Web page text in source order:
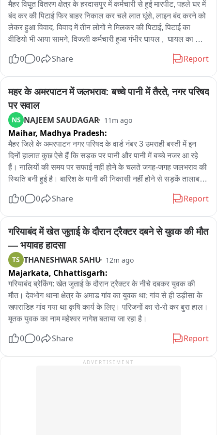
उन्होंने कहा कि पेड़ हमारे जीवन का आधार हैं और स्वच्छ एवं स्वस्थ
वातावरण के लिए हर व्यक्ति को अपनी जिम्मेदारी निभानी चाहिए। धार्मिक एवं
सामाजिक आयोजनों के साथ पर्यावरण संरक्षण जैसे जनहित के कार्यों को भी
उन्होंने कहा कि आने वाली पीढ़ियों को स्वच्छ हवा और बेहतर पर्यावरण
का संकल्प लेना चाहिए।
कार्यक्रम के दौरान मंदिर परिसर में श्रद्धालुओं ने पूजा-अर्चना कर संत गुरु
रविदास जी का आशीर्वाद लिया।
गौरतलब है कि 650वें प्रकाश दिवस के उपलक्ष्य में विभिन्न धार्मिक एवं
सामाजिक कार्यक्रम आयोजित किए जा रहे हैं, जिनका उद्देश्य संत रविदास
जी के विचारों और शिक्षाओं को जन-जन तक पहुंचाना है।
इस मौके पर गांव के गणमान्य व्यक्ति, मंदिर कमेटी के पदाधिकारी, सामाजिक
कार्यकर्ता और बड़ी संख्या में श्रद्धालु मौजूद रहे。
मैहर विघुत वितरण क्षेत्र के हरदासपुर में कर्मचारी से हुई मारपीट, पहले घर में
बंद कर की पिटाई फिर बाहर निकाल कर चले लात घूंसे, लाइन बंद करने को
लेकर हुआ विवाद, विवाद में तीन लोगों ने मिलकर की पिटाई, पिटाई का
वीडियो भी आया सामने, विजली कर्मचारी हुआ गंभीर घायल ,  घायल का
में जुटी पुलिस,
0 0 Share Report
महर के अमरपाटन में जलभराव: बच्चे पानी में तैरते, नगर परिषद
पर सवाल
NS NAJEEM SAUDAGAR 11m ago
Maihar, Madhya Pradesh:
मैहर जिले के अमरपाटन नगर परिषद के वार्ड नंबर 3 उमराही बस्ती में इन
दिनों हालात कुछ ऐसे हैं कि सड़क पर पानी और पानी में बच्चे नजर आ रहे
हैं। नालियों की समय पर सफाई नहीं होने के चलते जगह-जगह जलभराव की
स्थिति बनी हुई है। बारिश के पानी की निकासी नहीं होने से सड़कें तालाब में
तरीका खोज लिया। जिस जलभराव से लोगों को परेशानी हो रही है, उसी को
देखकर पहली नजर में लग सकता है कि किसी गांव में बच्चों के लिए नया
स्विमिंग पूल बनाया गया है, लेकिन हकीकत में यह नगर परिषद की नाली
सफाई और जल निकासी व्यवस्था की तस्वीर है। वीडियो सामने आने के बाद
स्थानीय लोगों ने नगर परिषद के कार्यशैली पर गंभीर सवाल उठाये है और
आरोप हैं कि बारिश के दिनों में हर सवाल ऐसी स्थिति बनती है कई घरों के तो
घुटनों तक पानी भी भर जाता है तस्वीरें सामने आ के बावजूद अधिकारी इस
ओर ध्यान नहीं दे रहे हैं।
0 0 Share Report
गरियाबंद में खेत जुताई के दौरान ट्रैक्टर दबने से युवक की मौत
— भयावह हादसा
TS THANESHWAR SAHU 12m ago
Majarkata, Chhattisgarh:
गरियाबंद ब्रेकिंग: खेत जुताई के दौरान ट्रैक्टर के नीचे दबकर युवक की
मौत। देवभोग थाना क्षेत्र के अमाड गांव का युवक था; गांव से ही उड़ीसा के
खपराडिह गांव गया था कृषि कार्य के लिए। परिजनों का रो-रो कर बुरा हाल।
मृतक युवक का नाम महेश्वर नागेश बताया जा रहा है।
0 0 Share Report
ADVERTISEMENT